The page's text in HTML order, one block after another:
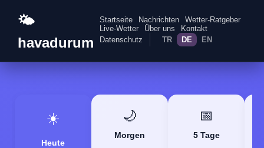
🌤️
havadurum
Startseite Nachrichten
Wetter-Ratgeber
Live-Wetter
Über uns
Kontakt
Datenschutz
TR DE EN
☀️
Heute
🌙
Morgen
📅
5 Tage